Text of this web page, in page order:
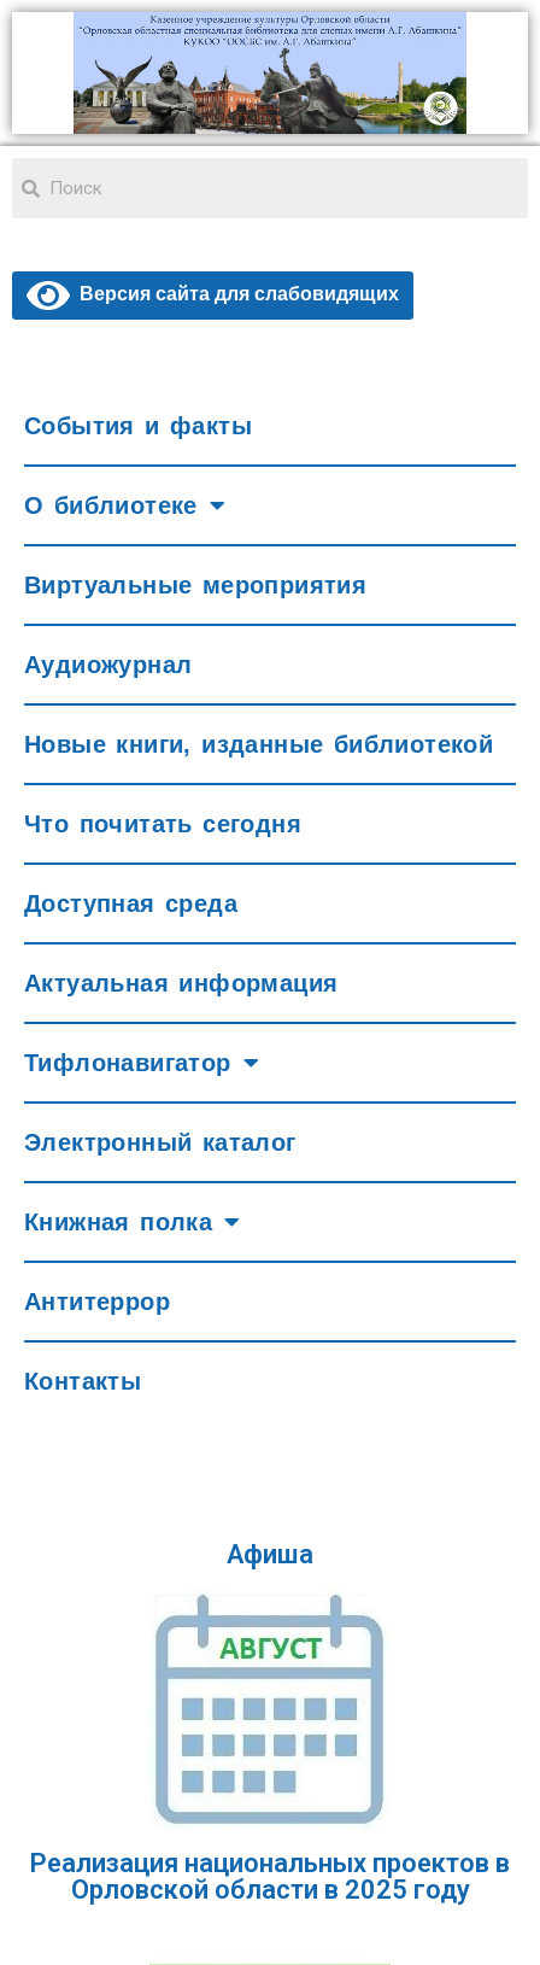
Версия сайта для слабовидящих
События и факты
О библиотеке
Виртуальные мероприятия
Аудиожурнал
Новые книги, изданные библиотекой
Что почитать сегодня
Доступная среда
Актуальная информация
Тифлонавигатор
Электронный каталог
Книжная полка
Антитеррор
Контакты
Афиша
Реализация национальных проектов в
Орловской области в 2025 году